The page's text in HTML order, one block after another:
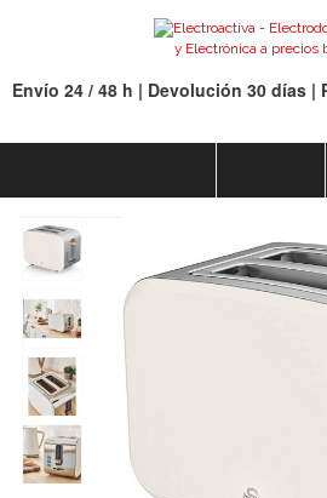
Envío 24 / 48 h | Devolución 30 días |